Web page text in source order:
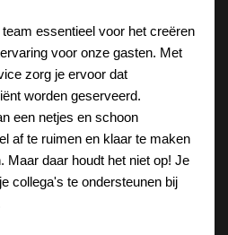
essentieel voor het creëren
voor onze gasten. Met
zorg je ervoor dat
worden geserveerd.
een netjes en schoon
af te ruimen en klaar te maken
Maar daar houdt het niet op! Je
collega's te ondersteunen bij